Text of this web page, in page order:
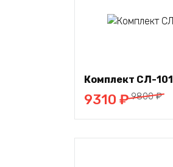
Комплект СЛ-101
9800₽
Первоначальная
9800 ₽.
9310 ₽
Текущая